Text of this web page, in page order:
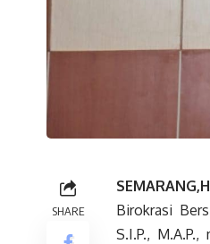
SHARE
Birokrasi
S.I.P.,